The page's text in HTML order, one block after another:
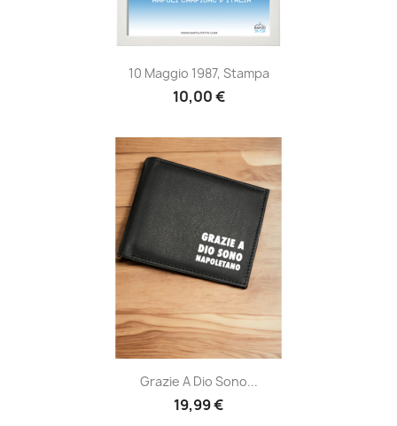
10 Maggio 1987, Stampa
10,00 €
Grazie A Dio Sono...
19,99 €